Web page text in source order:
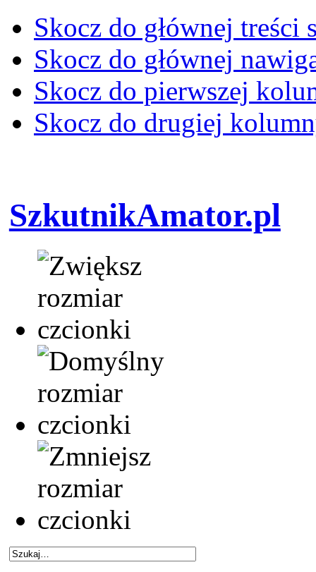
Skocz do głównej treści
Skocz do głównej
Skocz do pierwszej
Skocz do drugiej
SzkutnikAmator.pl